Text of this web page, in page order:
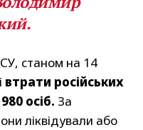
станом на 14
втрати російських
осіб. За
ліквідували або